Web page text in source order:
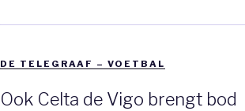
DE TELEGRAAF – VOETBAL
Ook Celta de Vigo brengt bod